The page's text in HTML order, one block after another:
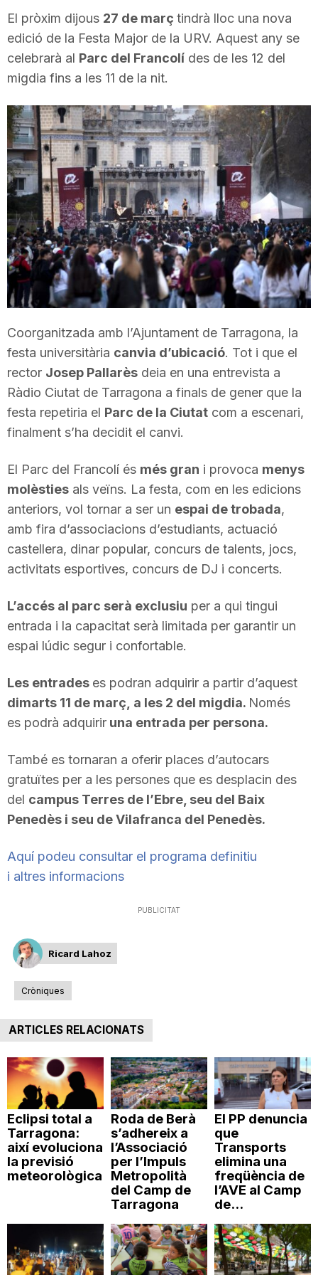
i
u
t
a
t
d
e
T
a
r
a
g
o
n
a
El pròxim dijous 27 de març tindrà lloc una nova
edició de la Festa Major de la URV. Aquest any se
celebrarà al Parc del Francolí des de les 12 del
migdia fins a les 11 de la nit.
Coorganitzada amb l’Ajuntament de Tarragona, la
festa universitària canvia d’ubicació. Tot i que el
rector Josep Pallarès deia en una entrevista a
Ràdio Ciutat de Tarragona a finals de gener que la
festa repetiria el Parc de la Ciutat com a escenari,
finalment s’ha decidit el canvi.
El Parc del Francolí és més gran i provoca menys
molèsties als veïns. La festa, com en les edicions
anteriors, vol tornar a ser un espai de trobada,
amb fira d’associacions d’estudiants, actuació
castellera, dinar popular, concurs de talents, jocs,
activitats esportives, concurs de DJ i concerts.
L’accés al parc serà exclusiu per a qui tingui
entrada i la capacitat serà limitada per garantir un
espai lúdic segur i confortable.
Les entrades es podran adquirir a partir d’aquest
dimarts 11 de març, a les 2 del migdia. Només
es podrà adquirir una entrada per persona.
També es tornaran a oferir places d’autocars
gratuïtes per a les persones que es desplacin des
del campus Terres de l’Ebre, seu del Baix
Penedès i seu de Vilafranca del Penedès.
Aquí podeu consultar el programa definitiu
i altres informacions
PUBLICITAT
Ricard Lahoz
Cròniques
ARTICLES RELACIONATS
Eclipsi total a
Tarragona:
així evoluciona
la previsió
meteorològica
Roda de Berà
s’adhereix a
l’Associació
per l’Impuls
Metropolità
del Camp de
Tarragona
El PP denuncia
que
Transports
elimina una
freqüència de
l’AVE al Camp
de...